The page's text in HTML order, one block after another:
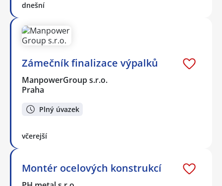
dnešní
Zámečník finalizace výpalků
ManpowerGroup s.r.o.
Praha
Plný úvazek
včerejší
Montér ocelových konstrukcí